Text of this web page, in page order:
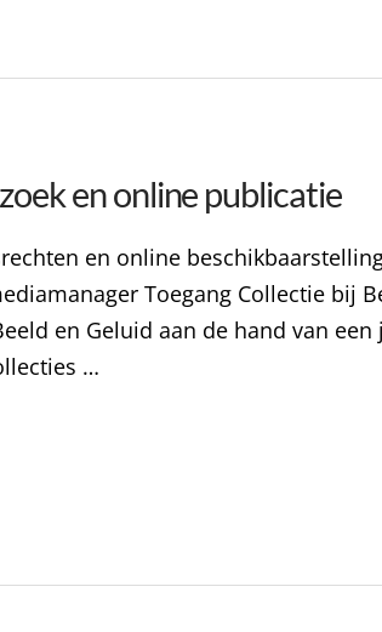
en online publicatie
en online
Toegang Collectie bij
en Geluid aan de hand van
…